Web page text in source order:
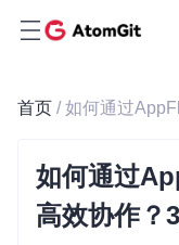
首页
如何通过
高效协作？